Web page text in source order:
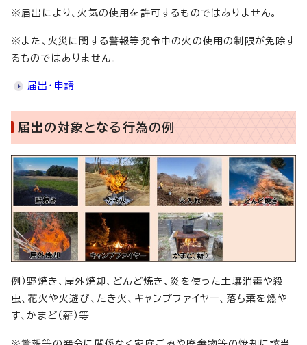
※届出により、火気の使用を許可するものではありません。
※また、火災に関する警報等発令中の火の使用の制限が免除す
るものではありません。
届出・申請
届出の対象となる行為の例
例）野焼き、屋外焼却、どんど焼き、炎を使った土壌消毒や殺
虫、花火や火遊び、たき火、キャンプファイヤー、落ち葉を燃や
す、かまど（薪）等